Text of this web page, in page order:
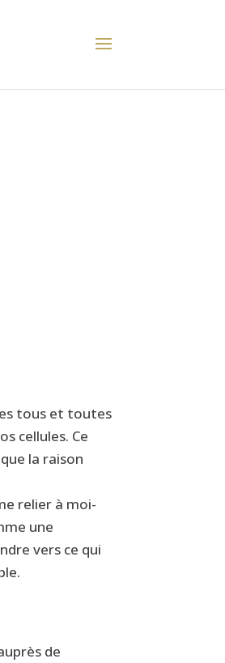
tous et toutes
cellules. Ce
la raison
relier à moi-
une
vers ce qui
de